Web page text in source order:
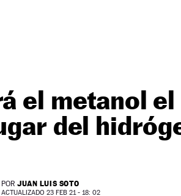
el metanol
del
POR JUAN LUIS SOTO
ACTUALIZADO 23 FEB 21 - 18: 02